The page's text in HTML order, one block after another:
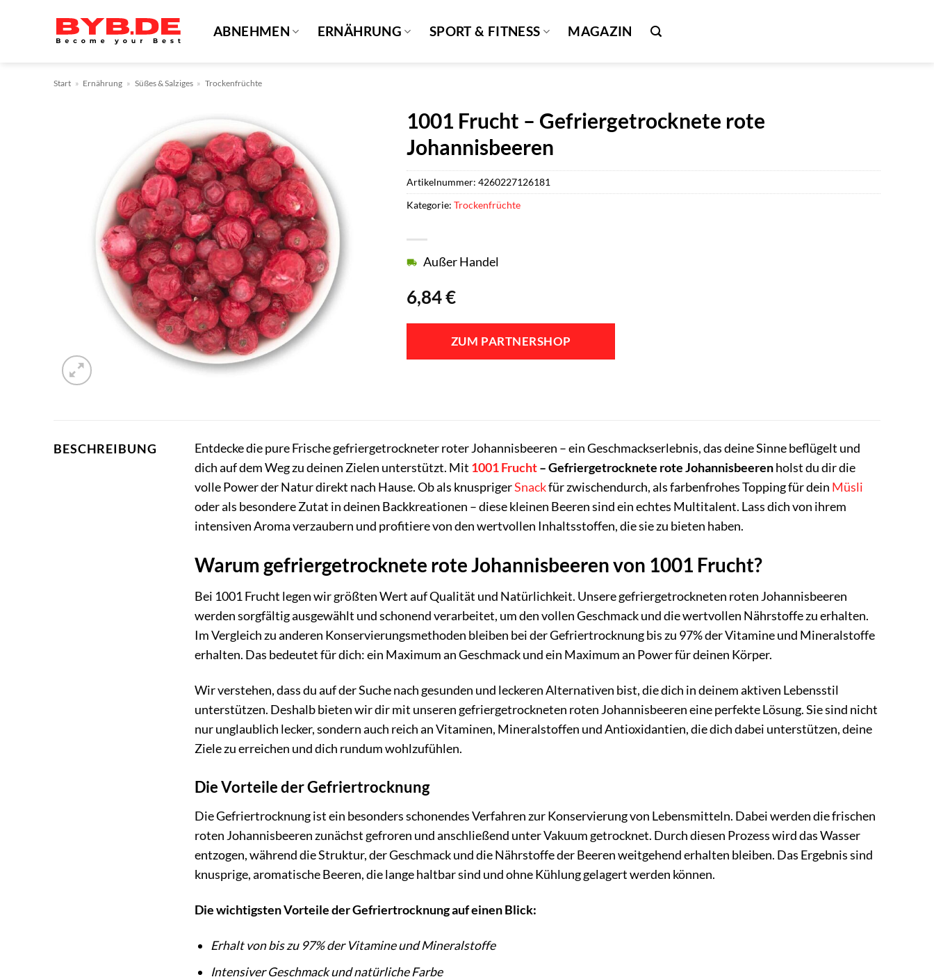
ABNEHMEN ERNÄHRUNG SPORT & FITNESS MAGAZIN
Start » Ernährung » Süßes & Salziges » Trockenfrüchte
1001 Frucht – Gefriergetrocknete rote
Johannisbeeren
6,84€
Außer Handel
ZUM PARTNERSHOP
Artikelnummer:4260227126181
Kategorie:Trockenfrüchte
BESCHREIBUNG
Entdecke die pure Frische gefriergetrockneter roter Johannisbeeren – ein Geschmackserlebnis, das deine Sinne beflügelt und
dich auf dem Weg zu deinen Zielen unterstützt. Mit 1001 Frucht– Gefriergetrocknete rote Johannisbeerenholst du dir die
volle Power der Natur direkt nach Hause. Ob als knusprigerSnackfür zwischendurch, als farbenfrohes Topping für dein Müsli
oder als besondere Zutat in deinen Backkreationen – diese kleinen Beeren sind ein echtes Multitalent. Lass dich von ihrem
intensiven Aroma verzaubern und profitiere von den wertvollen Inhaltsstoffen, die sie zu bieten haben.
Warum gefriergetrocknete rote Johannisbeeren von 1001 Frucht?
Bei 1001 Frucht legen wir größten Wert auf Qualität und Natürlichkeit. Unsere gefriergetrockneten roten Johannisbeeren
werden sorgfältig ausgewählt und schonend verarbeitet, um den vollen Geschmack und die wertvollen Nährstoffe zu erhalten.
Im Vergleich zu anderen Konservierungsmethoden bleiben bei der Gefriertrocknung bis zu 97% der Vitamine und Mineralstoffe
erhalten. Das bedeutet für dich: ein Maximum an Geschmack und ein Maximum an Power für deinen Körper.
Wir verstehen, dass du auf der Suche nach gesunden und leckeren Alternativen bist, die dich in deinem aktiven Lebensstil
unterstützen. Deshalb bieten wir dir mit unseren gefriergetrockneten roten Johannisbeeren eine perfekte Lösung. Sie sind nicht
nur unglaublich lecker, sondern auch reich an Vitaminen, Mineralstoffen und Antioxidantien, die dich dabei unterstützen, deine
Ziele zu erreichen und dich rundum wohlzufühlen.
Die Vorteile der Gefriertrocknung
Die Gefriertrocknung ist ein besonders schonendes Verfahren zur Konservierung von Lebensmitteln. Dabei werden die frischen
roten Johannisbeeren zunächst gefroren und anschließend unter Vakuum getrocknet. Durch diesen Prozess wird das Wasser
entzogen, während die Struktur, der Geschmack und die Nährstoffe der Beeren weitgehend erhalten bleiben. Das Ergebnis sind
knusprige, aromatische Beeren, die lange haltbar sind und ohne Kühlung gelagert werden können.
Die wichtigsten Vorteile der Gefriertrocknung auf einen Blick:
Erhalt von bis zu 97% der Vitamine und Mineralstoffe
Intensiver Geschmack und natürliche Farbe